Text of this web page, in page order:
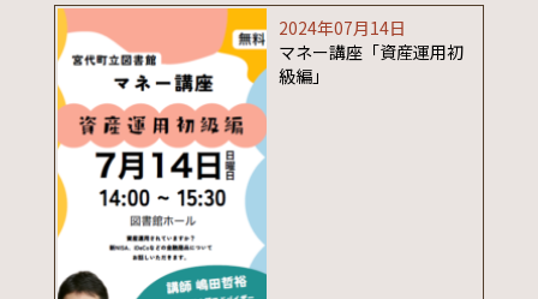
2024年07月14日
マネー講座「資産運用初
級編」